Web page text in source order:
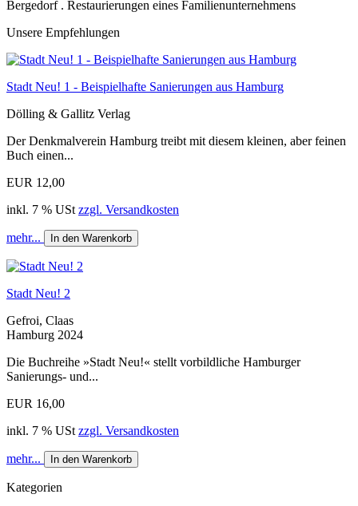
Bergedorf . Restaurierungen eines Familienunter­nehmens
Unsere Empfehlungen
Stadt Neu! 1 - Beispielhafte Sanierungen aus Hamburg
Dölling & Gallitz Verlag
Der Denkmalverein Hamburg treibt mit diesem kleinen, aber feinen
Buch einen...
EUR 12,00
inkl. 7 % USt zzgl. Versandkosten
mehr... In den Warenkorb
Stadt Neu! 2
Gefroi, Claas
Hamburg 2024
Die Buchreihe »Stadt Neu!« stellt vorbildliche Hamburger
Sanierungs- und...
EUR 16,00
inkl. 7 % USt zzgl. Versandkosten
mehr... In den Warenkorb
Kategorien